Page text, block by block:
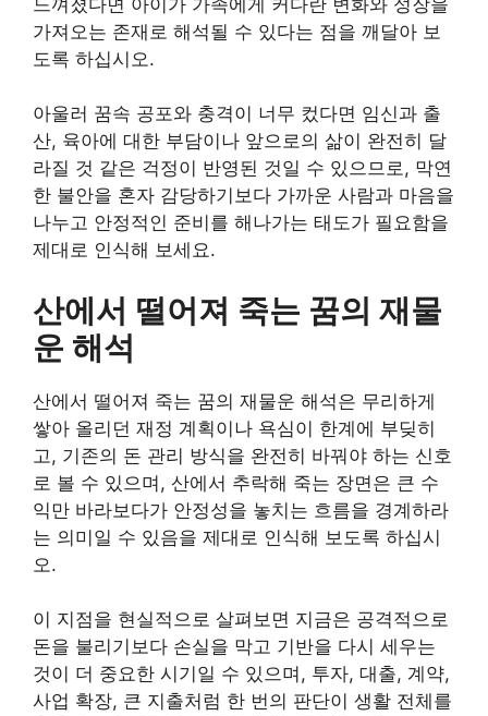
가져오는 존재로 해석될 수 있다는 점을 깨달아 보
도록 하십시오.
아울러 꿈속 공포와 충격이 너무 컸다면 임신과 출
산, 육아에 대한 부담이나 앞으로의 삶이 완전히 달
라질 것 같은 걱정이 반영된 것일 수 있으므로, 막연
한 불안을 혼자 감당하기보다 가까운 사람과 마음을
나누고 안정적인 준비를 해나가는 태도가 필요함을
제대로 인식해 보세요.
산에서 떨어져 죽는 꿈의 재물
운 해석
산에서 떨어져 죽는 꿈의 재물운 해석은 무리하게
쌓아 올리던 재정 계획이나 욕심이 한계에 부딪히
고, 기존의 돈 관리 방식을 완전히 바꿔야 하는 신호
로 볼 수 있으며, 산에서 추락해 죽는 장면은 큰 수
익만 바라보다가 안정성을 놓치는 흐름을 경계하라
는 의미일 수 있음을 제대로 인식해 보도록 하십시
오.
이 지점을 현실적으로 살펴보면 지금은 공격적으로
돈을 불리기보다 손실을 막고 기반을 다시 세우는
것이 더 중요한 시기일 수 있으며, 투자, 대출, 계약,
사업 확장, 큰 지출처럼 한 번의 판단이 생활 전체를